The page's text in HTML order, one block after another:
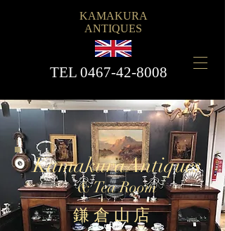
KAMAKURA
ANTIQUES
​TEL 0467-42-8008
KamakuraAntiques
& Tea Room
​鎌倉山店